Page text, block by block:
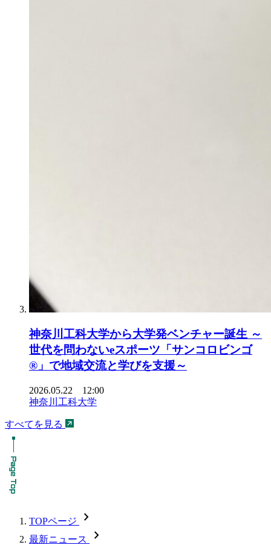
神奈川工科大学から大学発ベンチャー誕生 ～
世代を問わないeスポーツ「サンコロビンゴ
®」で地域交流と学びを支援～
2026.05.22 12:00
神奈川工科大学
すべてを見る
TOPページ chevron_forward
最新ニュース chevron_forward